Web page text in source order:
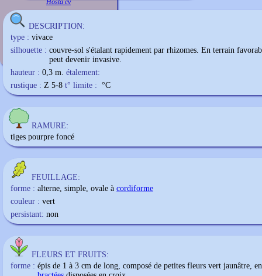
Hosta cv
DESCRIPTION:
type : vivace
silhouette : couvre-sol s'étalant rapidement par rhizomes. En terrain
peut devenir invasive.
hauteur : 0,3 m. étalement:
rustique : Z 5-8 t° limite : °C
RAMURE:
tiges pourpre foncé
FEUILLAGE:
forme : alterne, simple, ovale à cordiforme
couleur : vert
persistant: non
FLEURS ET FRUITS:
forme : épis de 1 à 3 cm de long, composé de petites fleurs vert jaunâtre,